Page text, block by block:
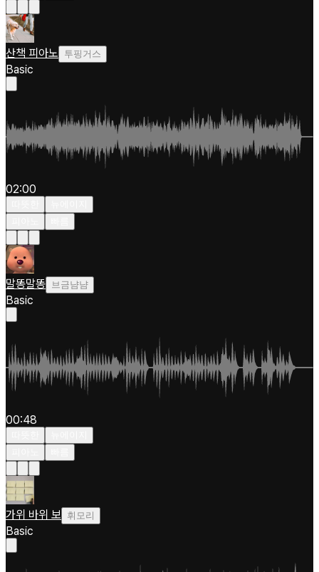
산책 피아노 투핑거스
Basic
02:00
말똥말똥 브금냠냠
Basic
00:48
가위 바위 보 휘모리
Basic